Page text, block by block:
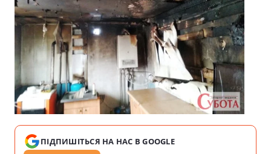
ПІДПИШІТЬСЯ НА НАС В GOOGLE